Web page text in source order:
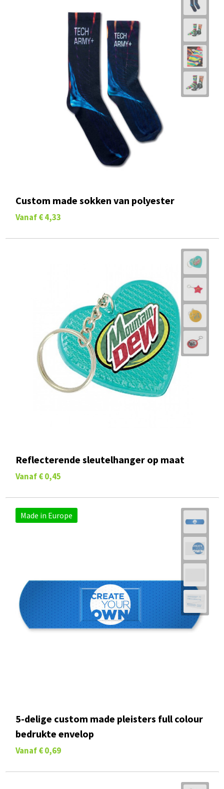
Custom made sokken van polyester
Vanaf € 4,33
Reflecterende sleutelhanger op maat
Vanaf € 0,45
Made in Europe
5-delige custom made pleisters full colour
bedrukte envelop
Vanaf € 0,69